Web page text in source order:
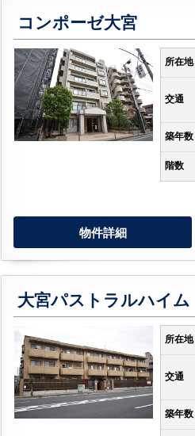
コンポーゼ大宮
所在地
交通
築年数
階数
物件詳細
大宮パストラルハイム
所在地
交通
築年数